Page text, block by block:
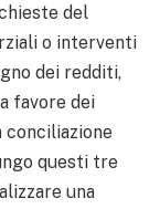
del
o interventi
dei redditi,
favore dei
conciliazione
questi tre
una